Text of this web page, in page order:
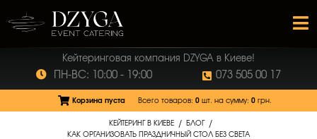
ПН-ВС: 10:00 - 19:00 073 505 00 17
Кейтеринговая компания DZYGA в Киеве!
Корзина пуста Всего товаров: 0шт. на сумму: 0грн.
КЕЙТЕРИНГ В КИЕВЕ / БЛОГ /
КАК ОРГАНИЗОВАТЬ ПРАЗДНИЧНЫЙ СТОЛ БЕЗ СВЕТА